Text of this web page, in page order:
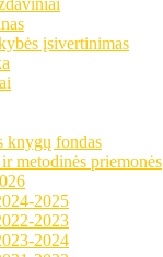
įsivertinimas
knygų fondas
metodinės priemonės
2025
2023
2024